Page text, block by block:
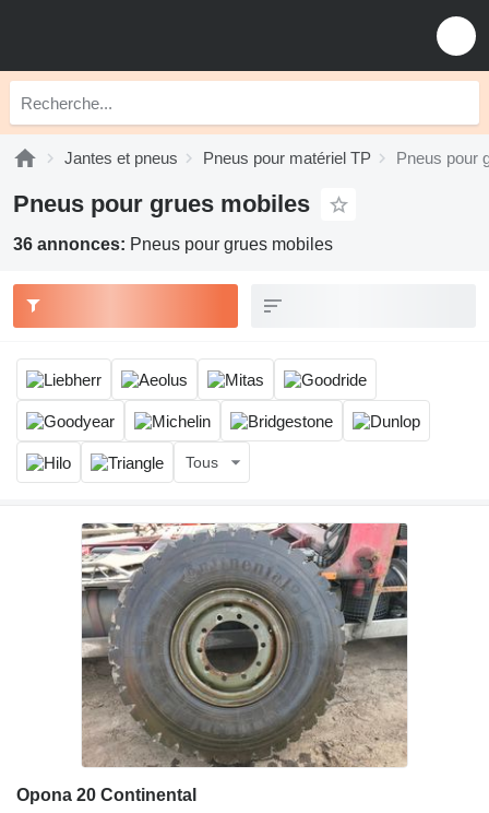
Jantes et pneus Pneus pour matériel TP Pneus pour
Pneus pour grues mobiles
36 annonces: Pneus pour grues mobiles
Tous
Opona 20 Continental